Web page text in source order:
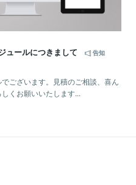
ュールにつきまして
告知
ございます。見積のご相談、喜ん
くお願いいたします...